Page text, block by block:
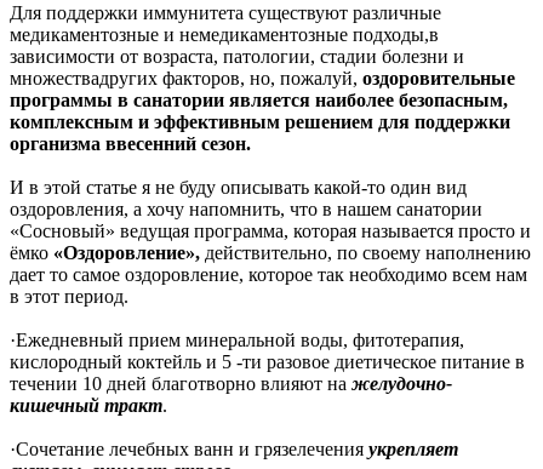
Для поддержки иммунитета существуют различные
медикаментозные и немедикаментозные подходы,в
зависимости от возраста, патологии, стадии болезни и
множествадругих факторов, но, пожалуй, оздоровительные
программы в санатории является наиболее безопасным,
комплексным и эффективным решением для поддержки
организма ввесенний сезон.
И в этой статье я не буду описывать какой-то один вид
оздоровления, а хочу напомнить, что в нашем санатории
«Сосновый» ведущая программа, которая называется просто и
ёмко «Оздоровление», действительно, по своему наполнению
дает то самое оздоровление, которое так необходимо всем нам
в этот период.
·Ежедневный прием минеральной воды, фитотерапия,
кислородный коктейль и 5 -ти разовое диетическое питание в
течении 10 дней благотворно влияют на желудочно-
кишечный тракт.
·Сочетание лечебных ванн и грязелечения укрепляет